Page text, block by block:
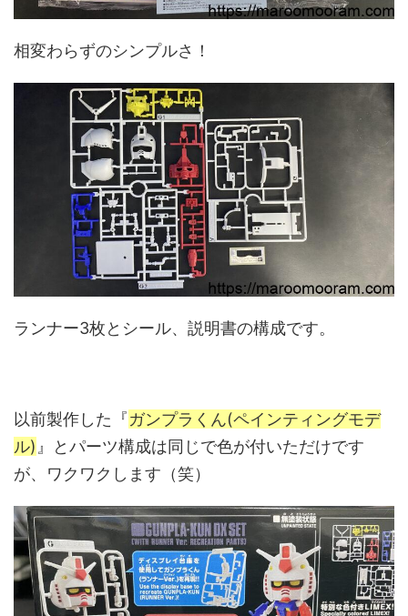
相変わらずのシンプルさ！
ランナー3枚とシール、説明書の構成です。
以前製作した『ガンプラくん(ペインティングモデ
ル)』とパーツ構成は同じで色が付いただけです
が、ワクワクします（笑）